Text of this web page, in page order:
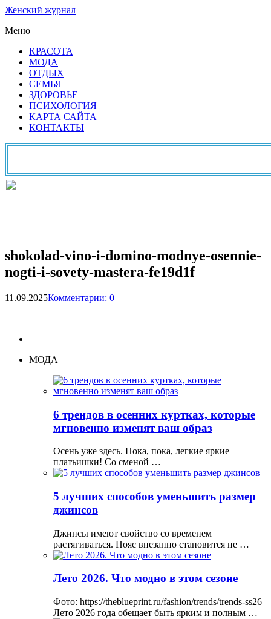
Женский журнал
Меню
КРАСОТА
МОДА
ОТДЫХ
СЕМЬЯ
ЗДОРОВЬЕ
ПСИХОЛОГИЯ
КАРТА САЙТА
КОНТАКТЫ
shokolad-vino-i-domino-modnye-osennie-
nogti-i-sovety-mastera-fe19d1f
11.09.2025Комментарии: 0
МОДА
6 трендов в осенних куртках, которые
мгновенно изменят ваш образ
Осень уже здесь. Пока, пока, легкие яркие
платьишки! Со сменой …
5 лучших способов уменьшить размер
джинсов
Джинсы имеют свойство со временем
растягиваться. Пояс внезапно становится не …
Лето 2026. Что модно в этом сезоне
Фото: https://theblueprint.ru/fashion/trends/trends-ss26
Лето 2026 года обещает быть ярким и полным …